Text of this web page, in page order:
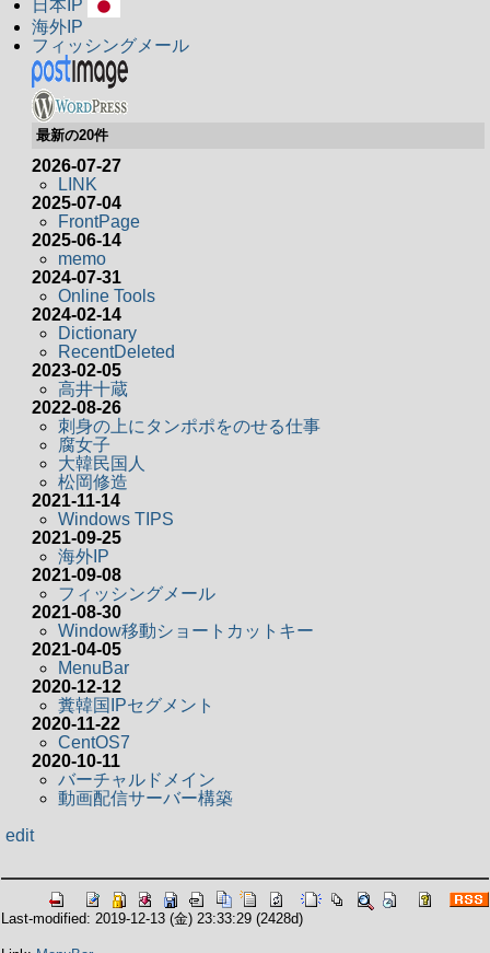
日本IP
海外IP
フィッシングメール
最新の20件
2026-07-27
LINK
2025-07-04
FrontPage
2025-06-14
memo
2024-07-31
Online Tools
2024-02-14
Dictionary
RecentDeleted
2023-02-05
高井十蔵
2022-08-26
刺身の上にタンポポをのせる仕事
腐女子
大韓民国人
松岡修造
2021-11-14
Windows TIPS
2021-09-25
海外IP
2021-09-08
フィッシングメール
2021-08-30
Window移動ショートカットキー
2021-04-05
MenuBar
2020-12-12
糞韓国IPセグメント
2020-11-22
CentOS7
2020-10-11
バーチャルドメイン
動画配信サーバー構築
edit
Last-modified: 2019-12-13 (金) 23:33:29 (2428d)